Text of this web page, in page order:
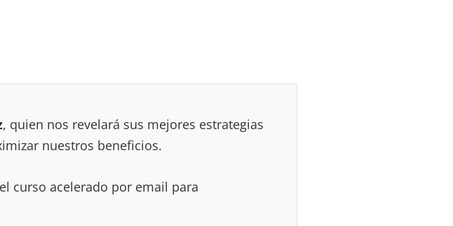
, quien nos revelará sus mejores estrategias
nuestros beneficios.
curso acelerado por email para